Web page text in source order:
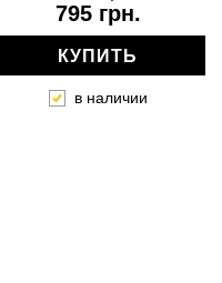
795 грн.
КУПИТЬ
в наличии